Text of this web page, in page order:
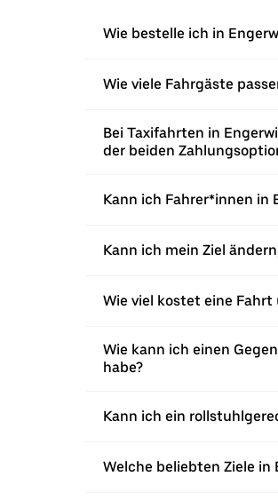
Wie bestelle ich in
Wie viele Fahrgäste
Bei Taxifahrten in
der beiden
Kann ich Fahrer*innen in
Kann ich mein Ziel
Wie viel kostet eine
Wie kann ich einen
habe?
Kann ich ein
Welche beliebten Ziele